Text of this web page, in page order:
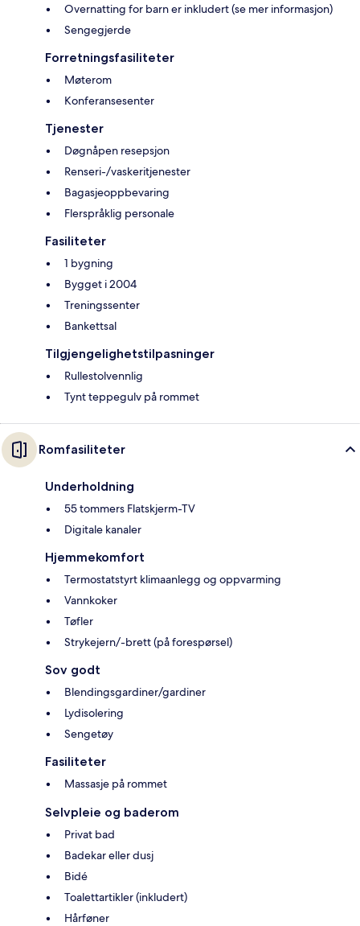
Overnatting for barn er inkludert (se mer informasjon)
Sengegjerde
Forretningsfasiliteter
Møterom
Konferansesenter
Tjenester
Døgnåpen resepsjon
Renseri-/vaskeritjenester
Bagasjeoppbevaring
Flerspråklig personale
Fasiliteter
1 bygning
Bygget i 2004
Treningssenter
Bankettsal
Tilgjengelighetstilpasninger
Rullestolvennlig
Tynt teppegulv på rommet
Romfasiliteter
Underholdning
55 tommers Flatskjerm-TV
Digitale kanaler
Hjemmekomfort
Termostatstyrt klimaanlegg og oppvarming
Vannkoker
Tøfler
Strykejern/-brett (på forespørsel)
Sov godt
Blendingsgardiner/gardiner
Lydisolering
Sengetøy
Fasiliteter
Massasje på rommet
Selvpleie og baderom
Privat bad
Badekar eller dusj
Bidé
Toalettartikler (inkludert)
Hårføner